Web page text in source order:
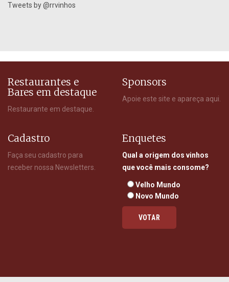
Tweets by @rrvinhos
Restaurantes e
Bares em destaque
Restaurante em destaque.
Sponsors
Apoie este site e apareça aqui.
Cadastro
Faça seu cadastro para
receber nossa Newsletters.
Enquetes
Qual a origem dos vinhos
que você mais consome?
Velho Mundo
Novo Mundo